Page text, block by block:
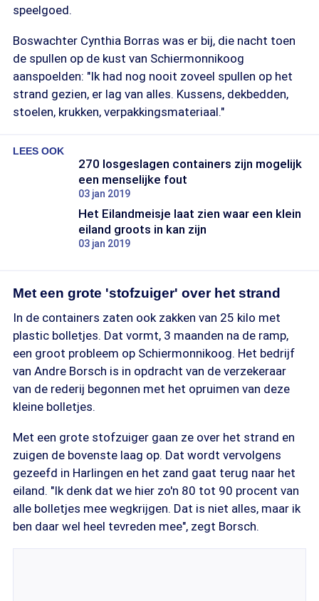
speelgoed.
Boswachter Cynthia Borras was er bij, die nacht toen
de spullen op de kust van Schiermonnikoog
aanspoelden: "Ik had nog nooit zoveel spullen op het
strand gezien, er lag van alles. Kussens, dekbedden,
stoelen, krukken, verpakkingsmateriaal."
LEES OOK
270 losgeslagen containers zijn mogelijk
een menselijke fout
03 jan 2019
Het Eilandmeisje laat zien waar een klein
eiland groots in kan zijn
03 jan 2019
Met een grote 'stofzuiger' over het strand
In de containers zaten ook zakken van 25 kilo met
plastic bolletjes. Dat vormt, 3 maanden na de ramp,
een groot probleem op Schiermonnikoog. Het bedrijf
van Andre Borsch is in opdracht van de verzekeraar
van de rederij begonnen met het opruimen van deze
kleine bolletjes.
Met een grote stofzuiger gaan ze over het strand en
zuigen de bovenste laag op. Dat wordt vervolgens
gezeefd in Harlingen en het zand gaat terug naar het
eiland. "Ik denk dat we hier zo'n 80 tot 90 procent van
alle bolletjes mee wegkrijgen. Dat is niet alles, maar ik
ben daar wel heel tevreden mee", zegt Borsch.